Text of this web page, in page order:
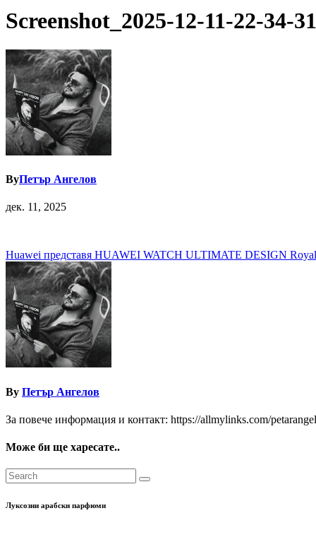
Screenshot_2025-12-11-22-34-
ByПетър Ангелов
дек. 11, 2025
Навигация
Huawei представя HUAWEI WATCH ULTIMATE DESIGN
By Петър Ангелов
За повече информация и контакт: https://allmylinks.com/
Може би ще харесате..
Луксозни арабски парфюми